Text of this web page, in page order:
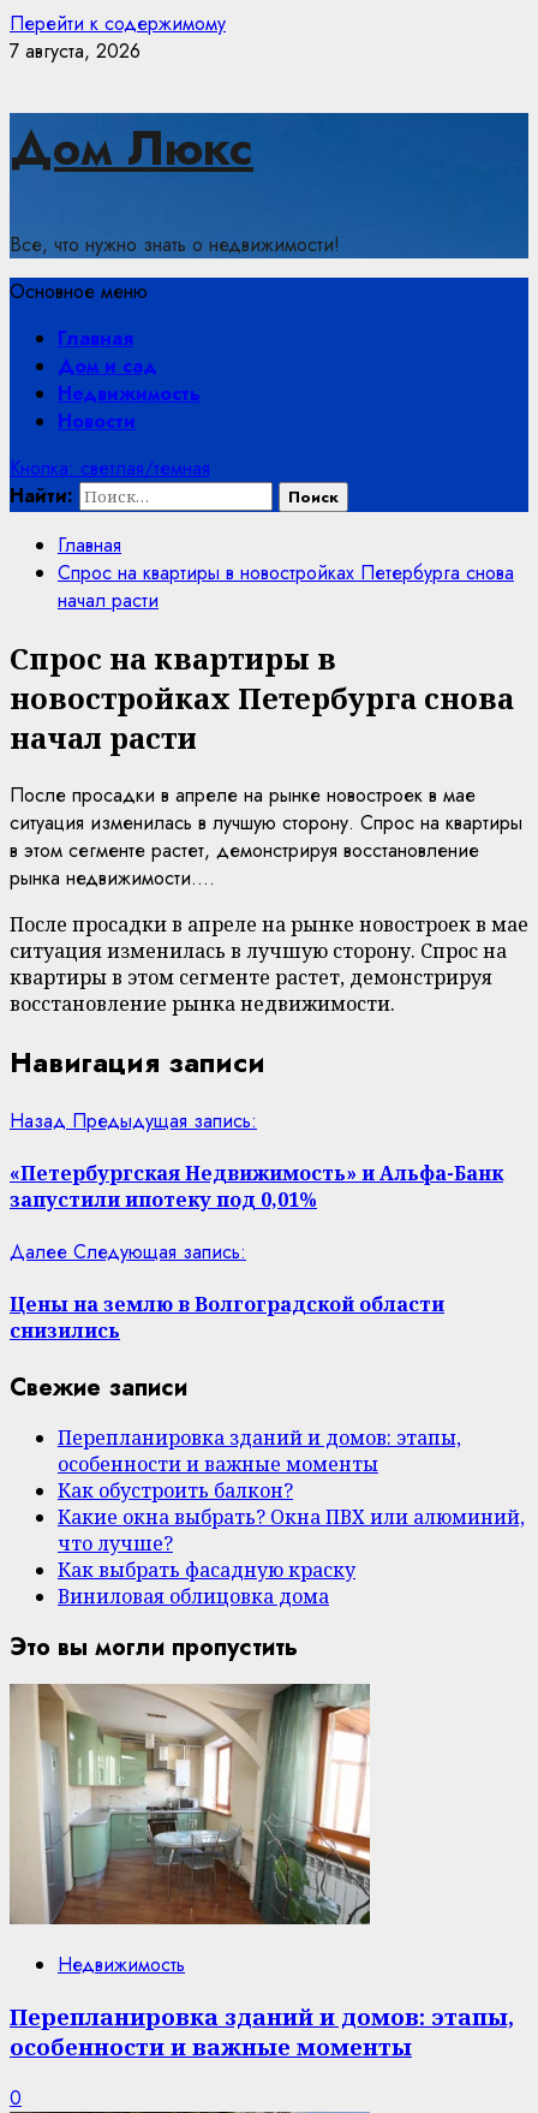
Перейти к содержимому
7 августа, 2026
Дом Люкс
Все, что нужно знать о недвижимости!
Основное меню
Главная
Дом и сад
Недвижимость
Новости
Кнопка: светлая/темная
Найти:
Главная
Спрос на квартиры в новостройках Петербурга снова
начал расти
Спрос на квартиры в
новостройках Петербурга снова
начал расти
После просадки в апреле на рынке новостроек в мае
ситуация изменилась в лучшую сторону. Спрос на квартиры
в этом сегменте растет, демонстрируя восстановление
рынка недвижимости....
После просадки в апреле на рынке новостроек в мае
ситуация изменилась в лучшую сторону. Спрос на
квартиры в этом сегменте растет, демонстрируя
восстановление рынка недвижимости.
Навигация записи
Назад Предыдущая запись:
«Петербургская Недвижимость» и Альфа-Банк
запустили ипотеку под 0,01%
Далее Следующая запись:
Цены на землю в Волгоградской области
снизились
Свежие записи
Перепланировка зданий и домов: этапы,
особенности и важные моменты
Как обустроить балкон?
Какие окна выбрать? Окна ПВХ или алюминий,
что лучше?
Как выбрать фасадную краску
Виниловая облицовка дома
Это вы могли пропустить
Недвижимость
Перепланировка зданий и домов: этапы,
особенности и важные моменты
0